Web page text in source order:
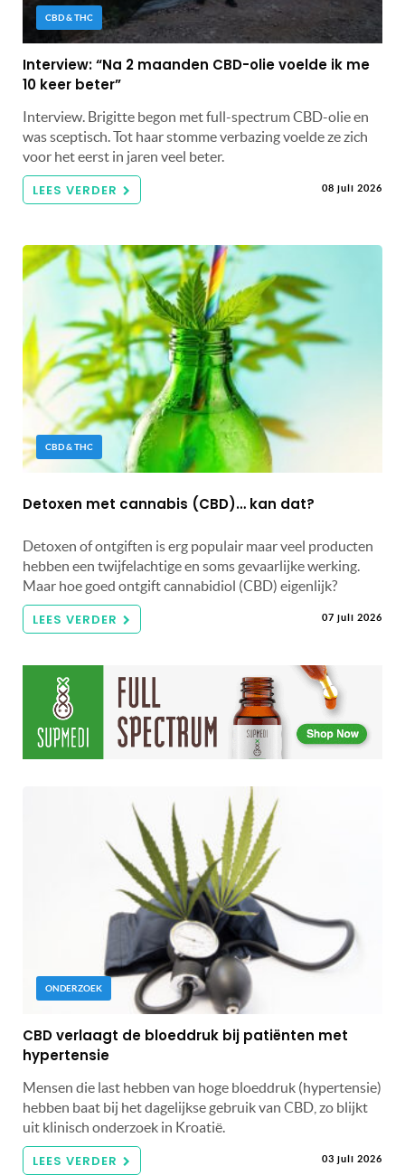
CBD & THC
Interview: “Na 2 maanden CBD-olie voelde ik me
10 keer beter”
Interview. Brigitte begon met full-spectrum CBD-olie en
was sceptisch. Tot haar stomme verbazing voelde ze zich
voor het eerst in jaren veel beter.
LEES VERDER 08 juli 2026
CBD & THC
Detoxen met cannabis (CBD)… kan dat?
Detoxen of ontgiften is erg populair maar veel producten
hebben een twijfelachtige en soms gevaarlijke werking.
Maar hoe goed ontgift cannabidiol (CBD) eigenlijk?
LEES VERDER 07 juli 2026
ONDERZOEK
CBD verlaagt de bloeddruk bij patiënten met
hypertensie
Mensen die last hebben van hoge bloeddruk (hypertensie)
hebben baat bij het dagelijkse gebruik van CBD, zo blijkt
uit klinisch onderzoek in Kroatië.
LEES VERDER 03 juli 2026